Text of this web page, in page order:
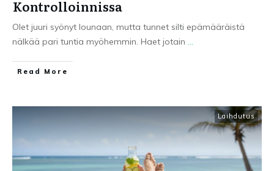
Kontrolloinnissa
Olet juuri syönyt lounaan, mutta tunnet silti epämääräistä
nälkää pari tuntia myöhemmin. Haet jotain ...
Read More
Laihdutus